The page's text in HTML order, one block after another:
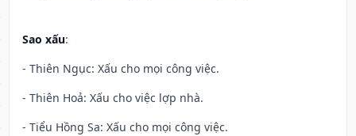
Sao xấu:
- Thiên Ngục: Xấu cho mọi công việc.
- Thiên Hoả: Xấu cho việc lợp nhà.
- Tiểu Hồng Sa: Xấu cho mọi công việc.